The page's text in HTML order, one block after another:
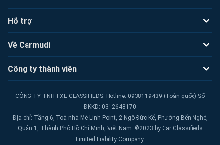
Hỗ trợ
Về Carmudi
Công ty thành viên
CÔNG TY TNHH XE CLASSIFIEDS. Hotline: 0938119439 (Toàn quốc) Số
ĐKKD: 0312648170
Địa chỉ: Tầng 6, Toà nhà Mê Linh Point, 2 Ngô Đức Kế, Phường Bến Nghé,
Quận 1, Thành Phố Hồ Chí Minh, Việt Nam. ©2023 by Car Classifieds
Limited Liability Company.